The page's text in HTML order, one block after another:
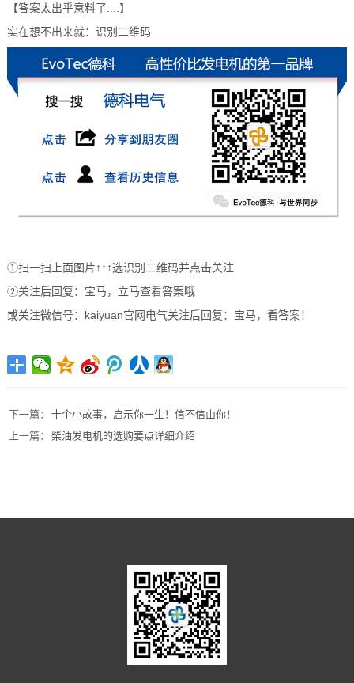
【答案太出乎意料了....】
实在想不出来就：识别二维码
①扫一扫上面图片↑↑↑选识别二维码并点击关注
②关注后回复：宝马，立马查看答案哦
或关注微信号：kaiyuan官网电气关注后回复：宝马，看答案！
下一篇：
十个小故事，启示你一生！信不信由你！
上一篇：
柴油发电机的选购要点详细介绍